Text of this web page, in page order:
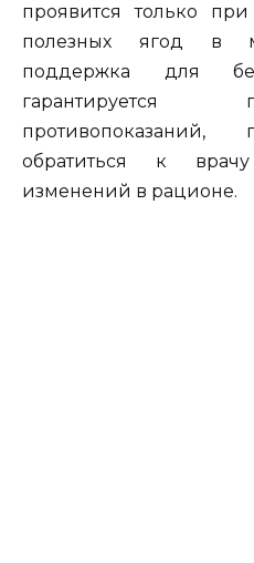
проявится только
полезных ягод в
поддержка для
гарантируется
противопоказаний,
обратиться к
изменений в рационе.